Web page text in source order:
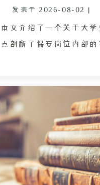
发表于 2026-08-02 |
本文介绍了一个关于大
点剖析了保安岗位内部
资可达八千元。一位中考
议，评论区嘲讽与建议
中时请假在家钻研 Linux
仅四百多分无缘普高，
更重要。文章通过对比
路径，强调掌握实际能